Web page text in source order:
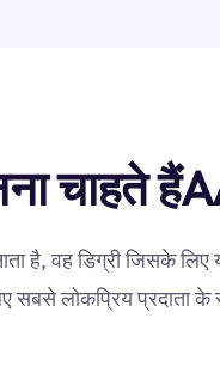
चाहते
है, वह डिग्री जिसके
सबसे लोकप्रिय प्रदाता